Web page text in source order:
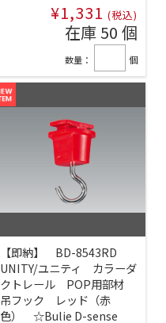
¥1,331 (税込)
在庫 50 個
数量： 個
【即納】 BD-8543RD
UNITY/ユニティ カラーダ
クトレール POP用部材
吊フック レッド（赤
色） ☆Bulie D-sense